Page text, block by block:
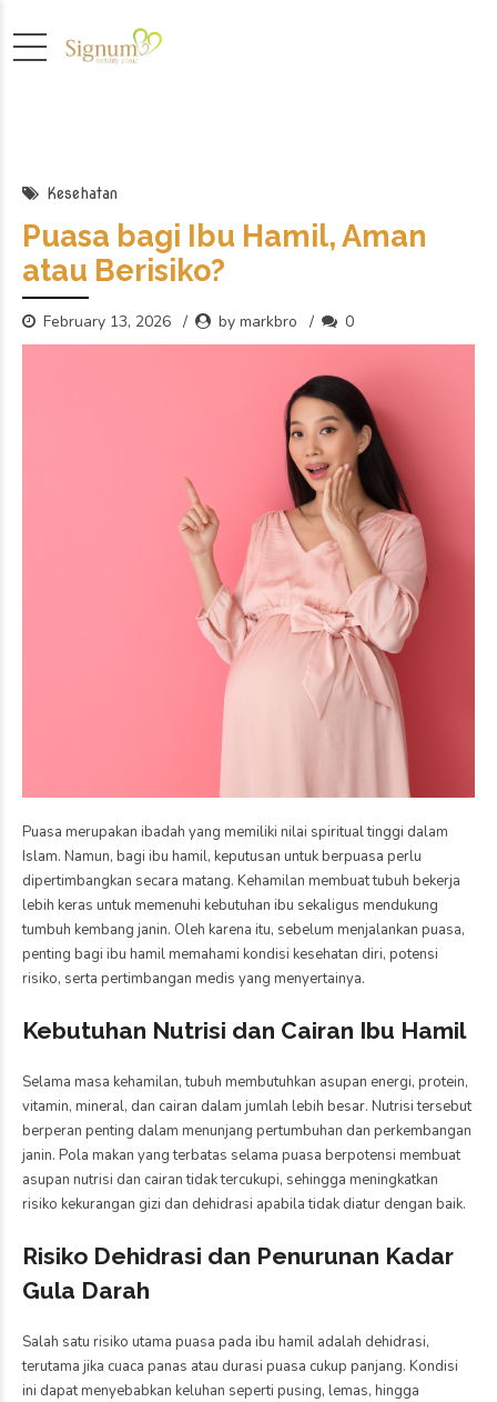
Kesehatan
Puasa bagi Ibu Hamil, Aman
atau Berisiko?
February 13, 2026 by markbro 0
Puasa merupakan ibadah yang memiliki nilai spiritual tinggi dalam
Islam. Namun, bagi ibu hamil, keputusan untuk berpuasa perlu
dipertimbangkan secara matang. Kehamilan membuat tubuh bekerja
lebih keras untuk memenuhi kebutuhan ibu sekaligus mendukung
tumbuh kembang janin. Oleh karena itu, sebelum menjalankan puasa,
penting bagi ibu hamil memahami kondisi kesehatan diri, potensi
risiko, serta pertimbangan medis yang menyertainya.
Kebutuhan Nutrisi dan Cairan Ibu Hamil
Selama masa kehamilan, tubuh membutuhkan asupan energi, protein,
vitamin, mineral, dan cairan dalam jumlah lebih besar. Nutrisi tersebut
berperan penting dalam menunjang pertumbuhan dan perkembangan
janin. Pola makan yang terbatas selama puasa berpotensi membuat
asupan nutrisi dan cairan tidak tercukupi, sehingga meningkatkan
risiko kekurangan gizi dan dehidrasi apabila tidak diatur dengan baik.
Risiko Dehidrasi dan Penurunan Kadar
Gula Darah
Salah satu risiko utama puasa pada ibu hamil adalah dehidrasi,
terutama jika cuaca panas atau durasi puasa cukup panjang. Kondisi
ini dapat menyebabkan keluhan seperti pusing, lemas, hingga